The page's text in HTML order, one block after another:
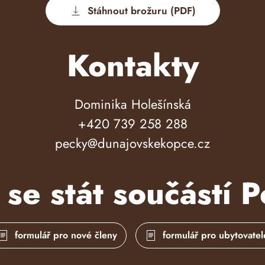
Stáhnout brožuru (PDF)
Kontakty
Dominika Holešínská
+420 739 258 288
pecky@dunajovskekopce.cz
stát součástí
formulář pro nové členy formulář pro